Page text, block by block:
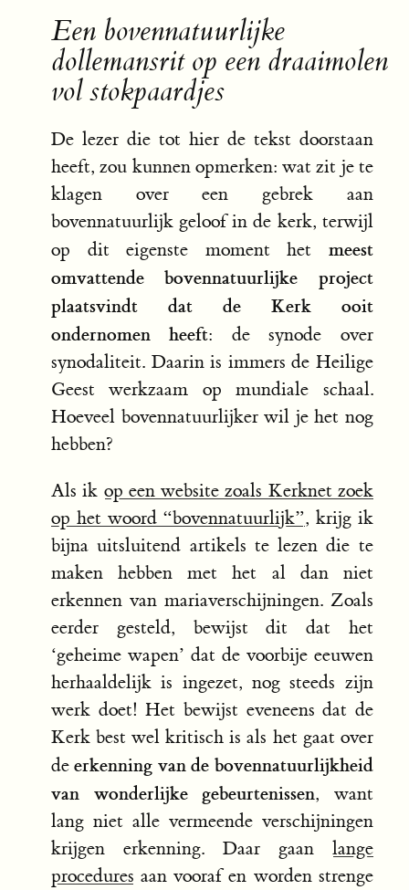
Een bovennatuurlijke
dollemansrit op een draaimolen
vol stokpaardjes
De lezer die tot hier de tekst doorstaan
heeft, zou kunnen opmerken: wat zit je te
klagen over een gebrek aan
bovennatuurlijk geloof in de kerk, terwijl
op dit eigenste moment het meest
omvattende bovennatuurlijke project
plaatsvindt dat de Kerk ooit
ondernomen heeft: de synode over
synodaliteit. Daarin is immers de Heilige
Geest werkzaam op mundiale schaal.
Hoeveel bovennatuurlijker wil je het nog
hebben?
Als ik op een website zoals Kerknet zoek
op het woord “bovennatuurlijk”, krijg ik
bijna uitsluitend artikels te lezen die te
maken hebben met het al dan niet
erkennen van mariaverschijningen. Zoals
eerder gesteld, bewijst dit dat het
‘geheime wapen’ dat de voorbije eeuwen
herhaaldelijk is ingezet, nog steeds zijn
werk doet! Het bewijst eveneens dat de
Kerk best wel kritisch is als het gaat over
deerkenning van de bovennatuurlijkheid
van wonderlijke gebeurtenissen, want
lang niet alle vermeende verschijningen
krijgen erkenning. Daar gaan lange
procedures aan vooraf en worden strenge